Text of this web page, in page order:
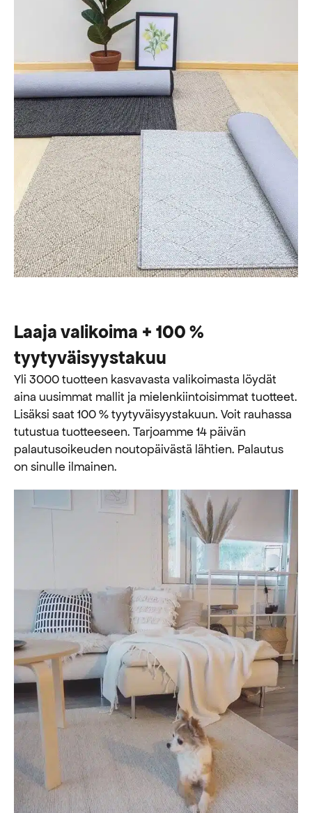
Laaja valikoima + 100 %
tyytyväisyystakuu
Yli 3000 tuotteen kasvavasta valikoimasta löydät
aina uusimmat mallit ja mielenkiintoisimmat tuotteet.
Lisäksi saat 100 % tyytyväisyystakuun. Voit rauhassa
tutustua tuotteeseen. Tarjoamme 14 päivän
palautusoikeuden noutopäivästä lähtien. Palautus
on sinulle ilmainen.